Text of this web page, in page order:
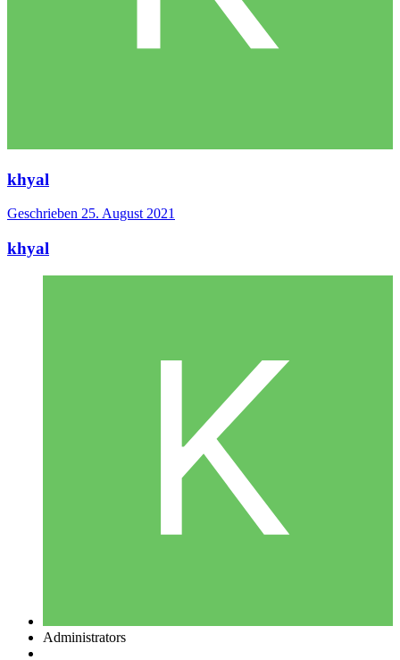
khyal
Geschrieben 25. August 2021
khyal
Administrators